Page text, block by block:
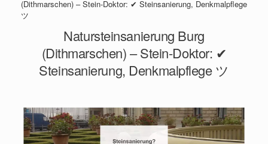
(Dithmarschen) – Stein-Doktor: ✔ Steinsanierung, Denkmalpflege
ツ
Natursteinsanierung Burg
(Dithmarschen) – Stein-Doktor: ✔
Steinsanierung, Denkmalpflege ツ